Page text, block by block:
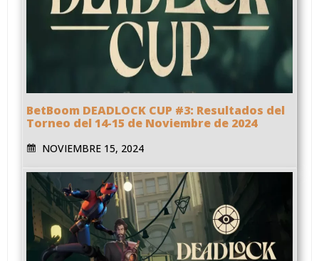
BetBoom DEADLOCK CUP #3: Resultados del
Torneo del 14-15 de Noviembre de 2024
NOVIEMBRE 15, 2024